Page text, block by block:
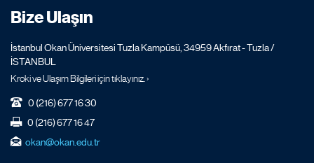
Bize Ulaşın
İstanbul Okan Üniversitesi Tuzla Kampüsü, 34959 Akfırat - Tuzla /
İSTANBUL
Kroki ve Ulaşım Bilgileri için tıklayınız. ›
0 (216) 677 16 30
0 (216) 677 16 47
okan@okan.edu.tr